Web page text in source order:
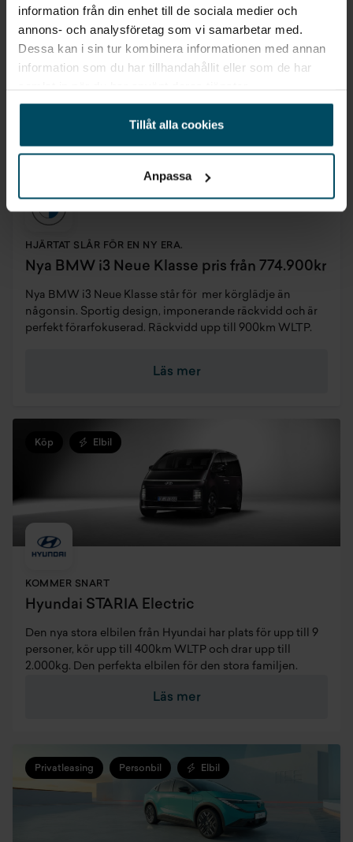
information från din enhet till de sociala medier och
annons- och analysföretag som vi samarbetar med.
Dessa kan i sin tur kombinera informationen med annan
information som du har tillhandahållit eller som de har
Tillåt alla cookies
Anpassa
Läs mer
Köp Elbil
HJÄRTAT SLÅR FÖR EN NY ERA.
Nya BMW i3 Neue Klasse pris från 774.900kr
Nya BMW i3 Neue Klasse står för mer körglädje än
någonsin. Sportig design, imponerande räckvidd och är
perfekt förarfokuserad. Räckvidd upp till 900km WLTP.
Läs mer
Köp Elbil
KOMMER SNART
Hyundai STARIA Electric
Den nya stora elbilen från Hyundai har plats för upp till 9
personer, kör upp till 400km WLTP och drar upp till
2.000kg. Den perfekta elbilen för den stora familjen.
Läs mer
Privatleasing Personbil Elbil